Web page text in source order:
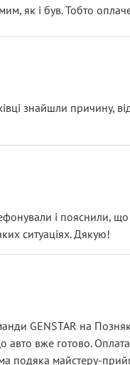
як і був. Тобто
гальмівним
наче справив
( надіюсь новий
і дорожче”. Саме
знайшли причину,
і пояснили,
ситуаціях. Дякую!
GENSTAR на
вже готово.
майстеру-